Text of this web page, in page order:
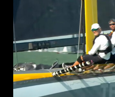
Team
Kaáli
a
Kékszalagon
N5:
Hajócsere